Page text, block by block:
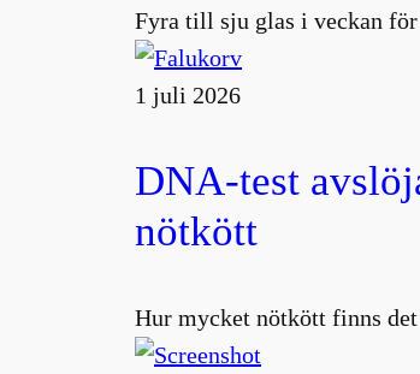
Fyra till sju glas i veckan
1 juli 2026
DNA-test
nötkött
Hur mycket nötkött finns